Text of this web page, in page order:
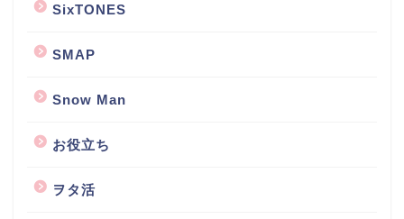
SixTONES
SMAP
Snow Man
お役立ち
ヲタ活